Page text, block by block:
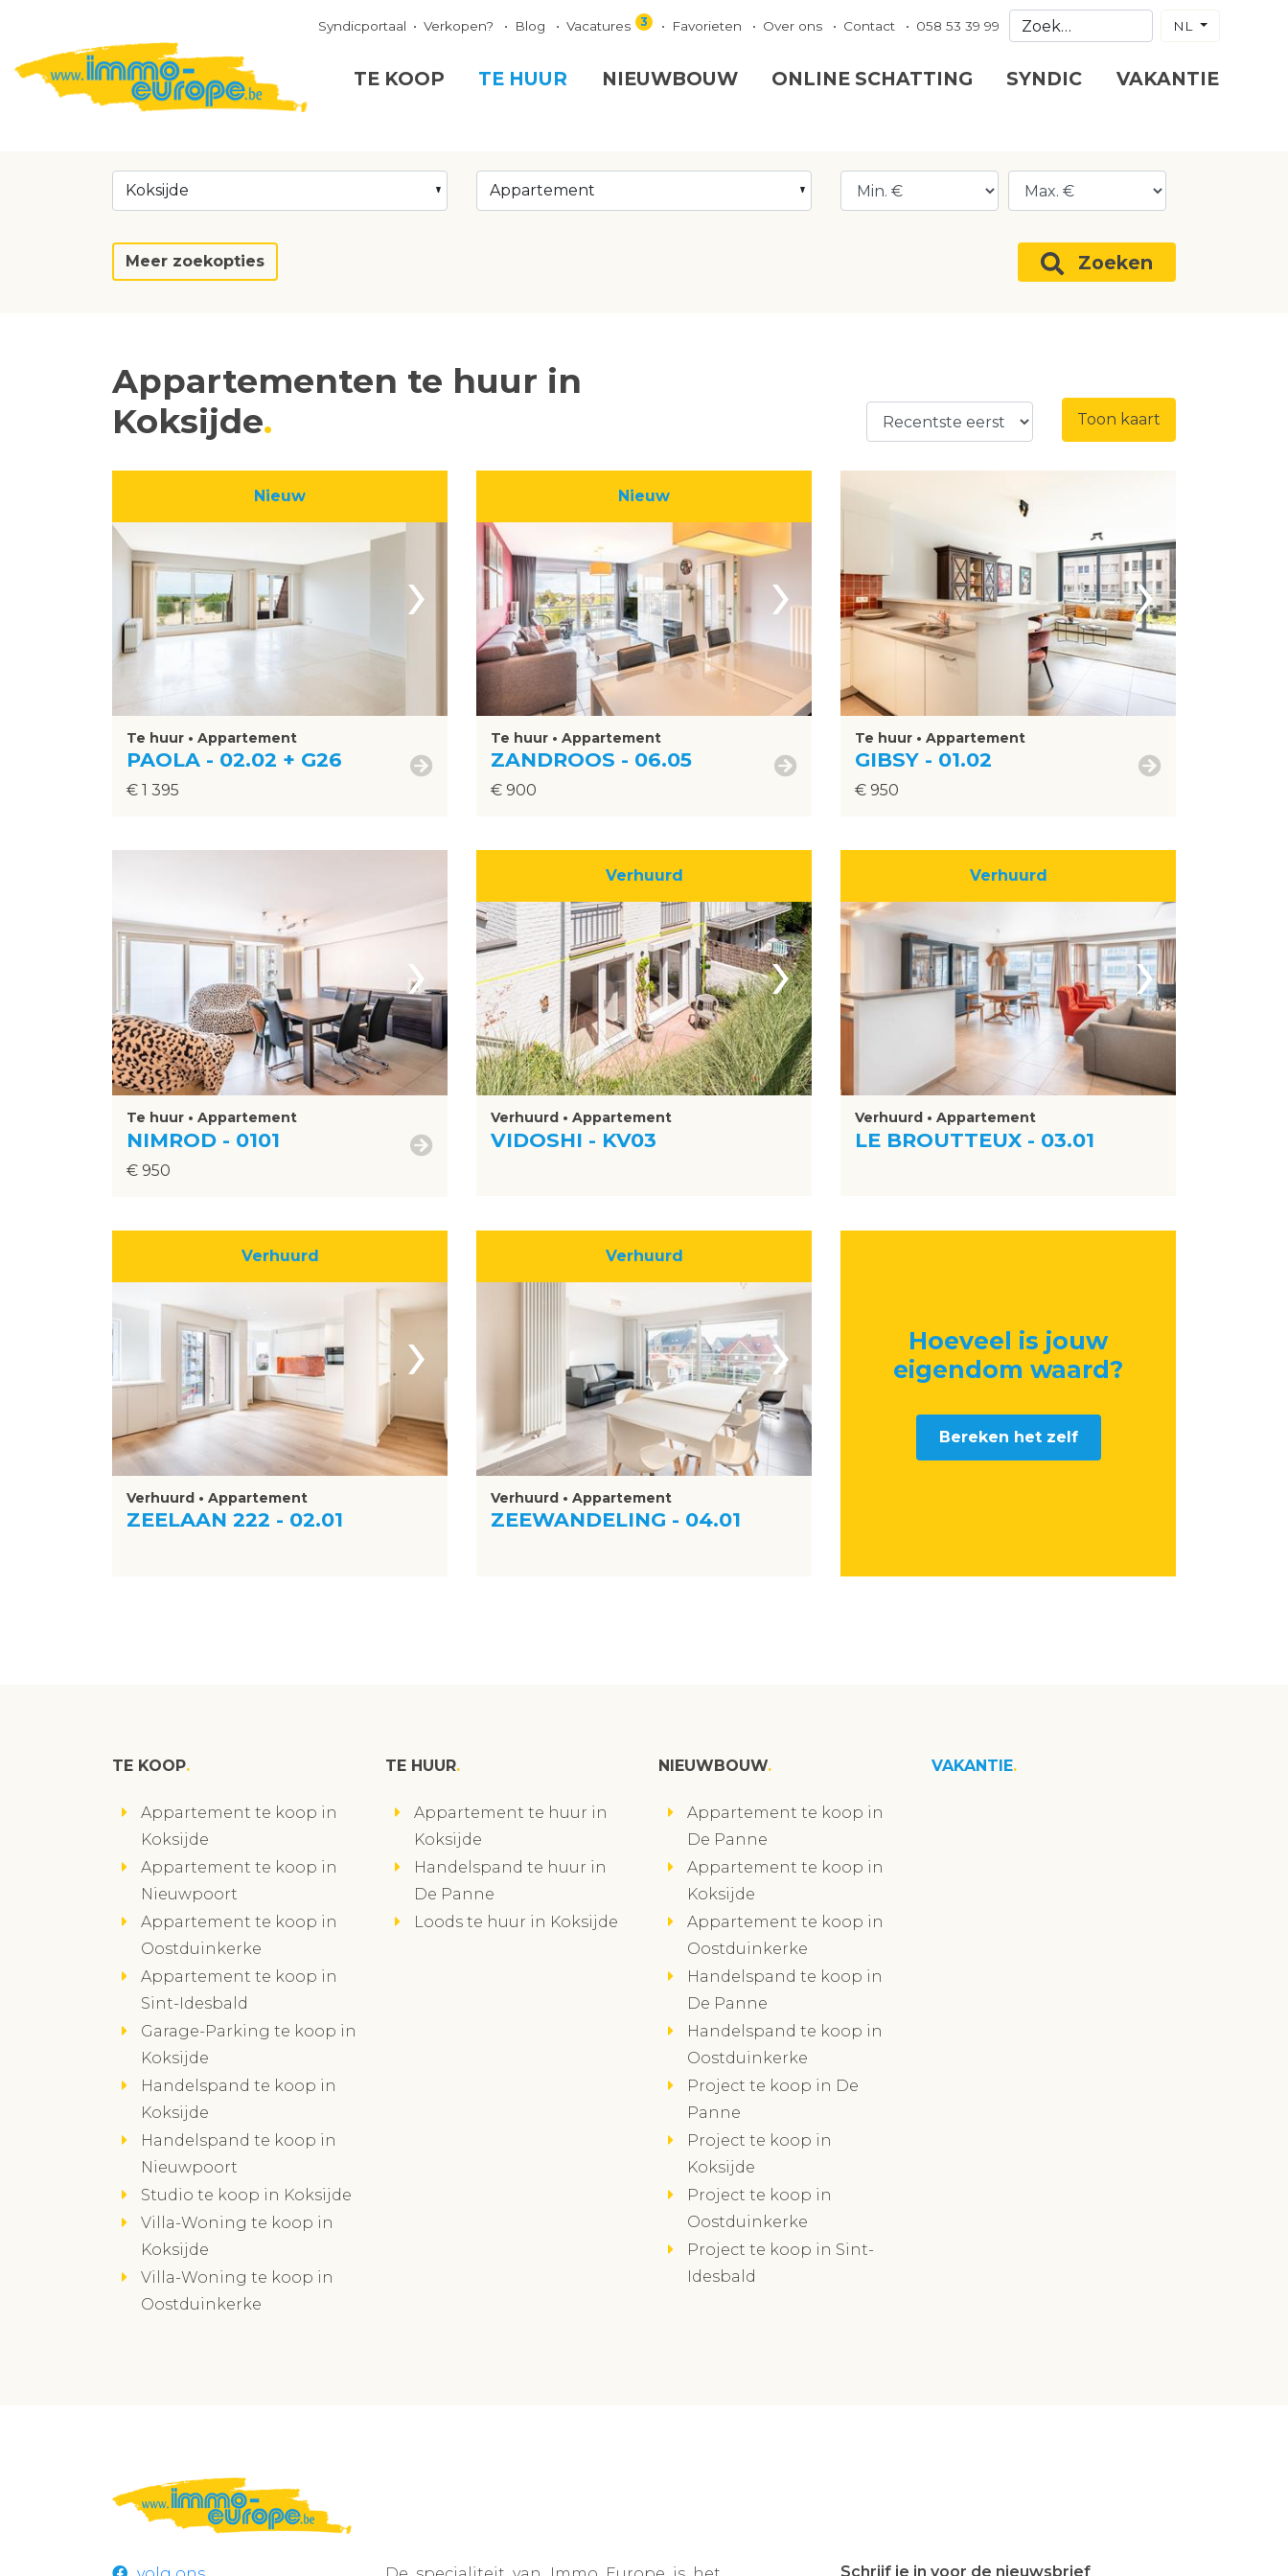
Syndicportaal Verkopen? Blog Vacatures 3 Favorieten Over ons Contact 058 53 39 99 NL
TE KOOP TE HUUR NIEUWBOUW ONLINE SCHATTING SYNDIC VAKANTIE
Koksijde Appartement
Meer zoekopties Zoeken
Appartementen te huur in
Koksijde
Toon kaart
Nieuw
›
Te huur • Appartement
PAOLA - 02.02 + G26
€ 1 395
Nieuw
›
Te huur • Appartement
ZANDROOS - 06.05
€ 900
›
Te huur • Appartement
GIBSY - 01.02
€ 950
›
Te huur • Appartement
NIMROD - 0101
€ 950
Verhuurd
›
Verhuurd • Appartement
VIDOSHI - KV03
Verhuurd
›
Verhuurd • Appartement
LE BROUTTEUX - 03.01
Verhuurd
›
Verhuurd • Appartement
ZEELAAN 222 - 02.01
Verhuurd
›
Verhuurd • Appartement
ZEEWANDELING - 04.01
Hoeveel is jouw
eigendom waard?
Bereken het zelf
TE KOOP
Appartement te koop in
Koksijde
Appartement te koop in
Nieuwpoort
Appartement te koop in
Oostduinkerke
Appartement te koop in
Sint-Idesbald
Garage-Parking te koop in
Koksijde
Handelspand te koop in
Koksijde
Handelspand te koop in
Nieuwpoort
Studio te koop in Koksijde
Villa-Woning te koop in
Koksijde
Villa-Woning te koop in
Oostduinkerke
TE HUUR
Appartement te huur in
Koksijde
Handelspand te huur in
De Panne
Loods te huur in Koksijde
NIEUWBOUW
Appartement te koop in
De Panne
Appartement te koop in
Koksijde
Appartement te koop in
Oostduinkerke
Handelspand te koop in
De Panne
Handelspand te koop in
Oostduinkerke
Project te koop in De
Panne
Project te koop in
Koksijde
Project te koop in
Oostduinkerke
Project te koop in Sint-
Idesbald
VAKANTIE
Schrijf je in voor de nieuwsbrief